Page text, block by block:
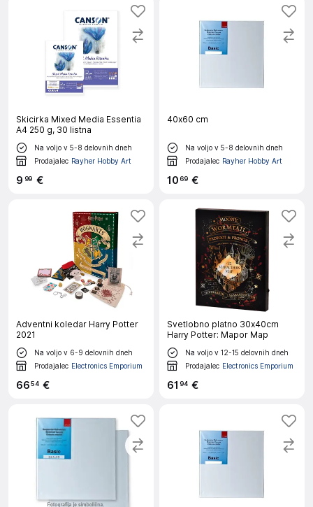
Skicirka Mixed Media Essentia
A4 250 g, 30 listna
Na voljo v 5-8 delovnih dneh
Prodajalec Rayher Hobby Art
9 99 €
40x60 cm
Na voljo v 5-8 delovnih dneh
Prodajalec Rayher Hobby Art
1069 €
Adventni koledar Harry Potter
2021
Na voljo v 6-9 delovnih dneh
Prodajalec Electronics Emporium
6654 €
Svetlobno platno 30x40cm
Harry Potter: Mapor Map
Na voljo v 12-15 delovnih dneh
Prodajalec Electronics Emporium
61 94 €